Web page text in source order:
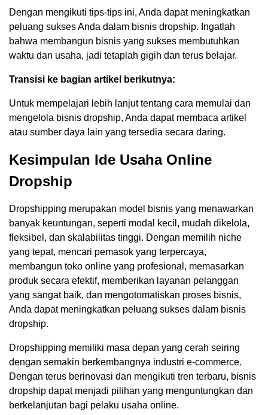
Dengan mengikuti tips-tips ini, Anda dapat meningkatkan
peluang sukses Anda dalam bisnis dropship. Ingatlah
bahwa membangun bisnis yang sukses membutuhkan
waktu dan usaha, jadi tetaplah gigih dan terus belajar.
Transisi ke bagian artikel berikutnya:
Untuk mempelajari lebih lanjut tentang cara memulai dan
mengelola bisnis dropship, Anda dapat membaca artikel
atau sumber daya lain yang tersedia secara daring.
Kesimpulan Ide Usaha Online
Dropship
Dropshipping merupakan model bisnis yang menawarkan
banyak keuntungan, seperti modal kecil, mudah dikelola,
fleksibel, dan skalabilitas tinggi. Dengan memilih niche
yang tepat, mencari pemasok yang terpercaya,
membangun toko online yang profesional, memasarkan
produk secara efektif, memberikan layanan pelanggan
yang sangat baik, dan mengotomatiskan proses bisnis,
Anda dapat meningkatkan peluang sukses dalam bisnis
dropship.
Dropshipping memiliki masa depan yang cerah seiring
dengan semakin berkembangnya industri e-commerce.
Dengan terus berinovasi dan mengikuti tren terbaru, bisnis
dropship dapat menjadi pilihan yang menguntungkan dan
berkelanjutan bagi pelaku usaha online.